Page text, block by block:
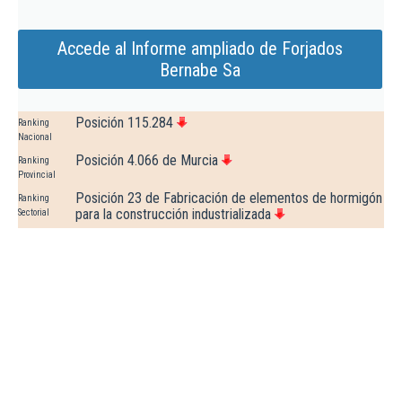
Accede al Informe ampliado de Forjados
Bernabe Sa
Ranking
Nacional
Posición 115.284
Ranking
Provincial
Posición 4.066 de Murcia
Ranking
Sectorial
Posición 23 de Fabricación de elementos de hormigón
para la construcción industrializada